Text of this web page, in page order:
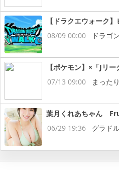
【ドラクエウォーク
08/09 00:00
ドラゴ
【ポケモン】×「Jリ
07/13 09:00
まった
葉月くれあちゃん
06/29 19:36
グラド